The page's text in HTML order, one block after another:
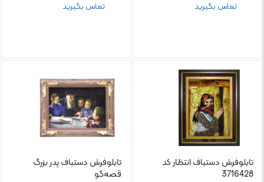
تماس بگیرید تماس بگیرید
تابلو‌فرش دستباف انتظار کد
3716428
تابلو‌فرش دستباف پدر بزرگ
قصه‌گو